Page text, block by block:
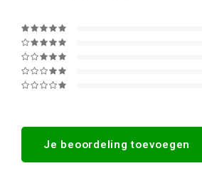
Je beoordeling toevoegen